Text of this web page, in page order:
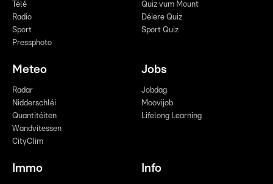
Télé
Radio
Sport
Pressphoto
Quiz vum Mount
Déiere Quiz
Sport Quiz
Meteo
Radar
Nidderschléi
Quantitéiten
Wandvitessen
CityClim
Jobs
Jobdag
Moovijob
Lifelong Learning
Immo Info